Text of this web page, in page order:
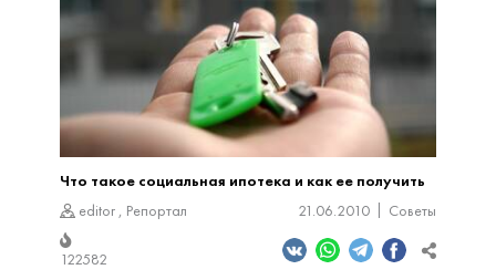
Что такое социальная ипотека и как ее получить
editor , Репортал 21.06.2010 Советы
122582